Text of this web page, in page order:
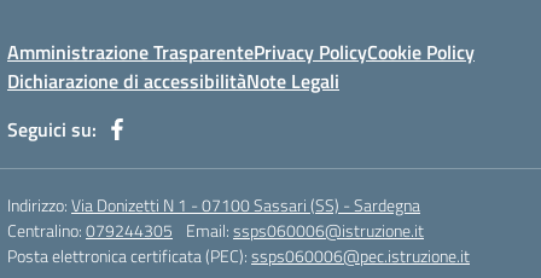
Amministrazione TrasparentePrivacy PolicyCookie Policy
Dichiarazione di accessibilitàNote Legali
Seguici su:
Indirizzo:Via Donizetti N 1 - 07100 Sassari (SS) - Sardegna
Centralino:079244305 Email:ssps060006@istruzione.it
Posta elettronica certificata (PEC):ssps060006@pec.istruzione.it